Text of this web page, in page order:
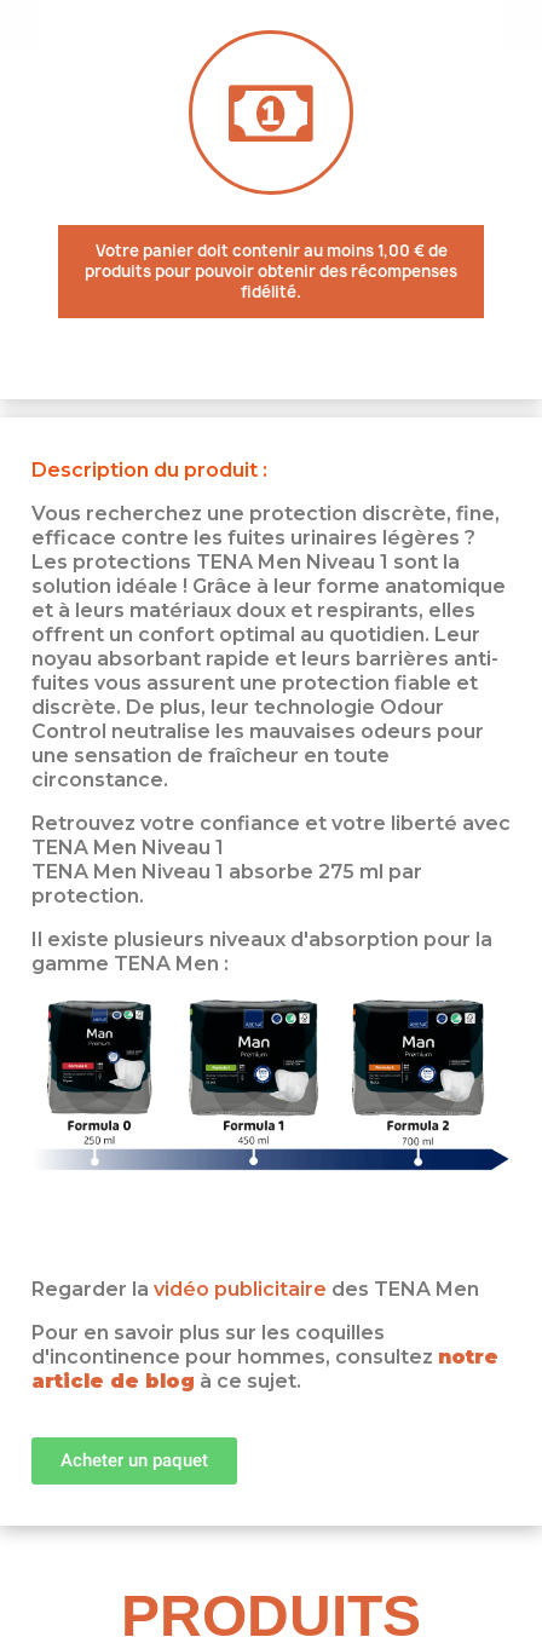
Votre panier doit contenir au moins 1,00 € de
produits pour pouvoir obtenir des récompenses
fidélité.
Description du produit :
Vous recherchez une protection discrète, fine,
efficace contre les fuites urinaires légères ?
Les protections TENA Men Niveau 1 sont la
solution idéale ! Grâce à leur forme anatomique
et à leurs matériaux doux et respirants, elles
offrent un confort optimal au quotidien. Leur
noyau absorbant rapide et leurs barrières anti-
fuites vous assurent une protection fiable et
discrète. De plus, leur technologie Odour
Control neutralise les mauvaises odeurs pour
une sensation de fraîcheur en toute
circonstance.
Retrouvez votre confiance et votre liberté avec
TENA Men Niveau 1
TENA Men Niveau 1 absorbe 275 ml par
protection.
Il existe plusieurs niveaux d'absorption pour la
gamme TENA Men :
Regarder la vidéo publicitaire des TENA Men
Pour en savoir plus sur les coquilles
d'incontinence pour hommes, consultez notre
article de blog à ce sujet.
Acheter un paquet
PRODUITS